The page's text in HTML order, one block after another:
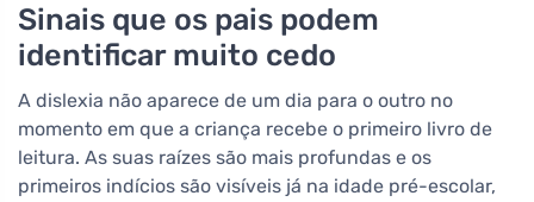
Sinais que os pais podem
identificar muito cedo
A dislexia não aparece de um dia para o outro no
momento em que a criança recebe o primeiro livro de
leitura. As suas raízes são mais profundas e os
primeiros indícios são visíveis já na idade pré-escolar,